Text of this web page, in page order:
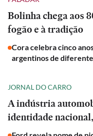
Bolinha chega aos
fogão e à tradição
Cora celebra cinco
argentinos de
JORNAL DO CARRO
A indústria
identidade